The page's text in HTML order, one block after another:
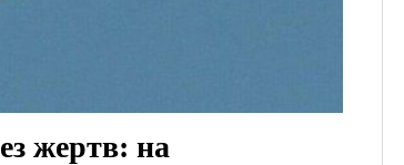
жертв: на